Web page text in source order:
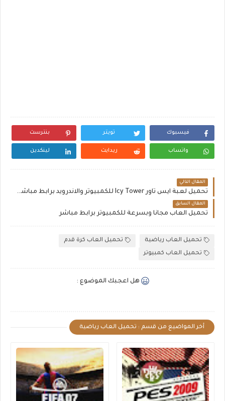
فيسبوك تويتر بنترست
واتساب ريدايت لينكدين
المقال التالي
تحميل لعبة ايس تاور Icy Tower للكمبيوتر والاندرويد برابط مباشر مجانًا
المقال السابق
تحميل العاب مجانا وبسرعة للكمبيوتر برابط مباشر
تحميل العاب رياضية
تحميل العاب كرة قدم
تحميل العاب كمبيوتر
هل اعجبك الموضوع :
أخر المواضيع من قسم : تحميل العاب رياضية